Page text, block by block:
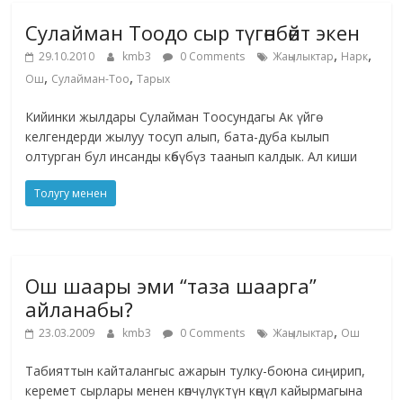
Сулайман Тоодо сыр түгөнбөйт экен
29.10.2010 kmb3 0 Comments Жаңылыктар, Нарк,
Ош, Сулайман-Тоо,Тарых
Кийинки жылдары Сулайман Тоосундагы Ак үйгө
келгендерди жылуу тосуп алып, бата-дуба кылып
олтурган бул инсанды көбүбүз таанып калдык. Ал киши
Толугу менен
Ош шаары эми “таза шаарга”
айланабы?
23.03.2009 kmb3 0 Comments Жаңылыктар, Ош
Табияттын кайталангыс ажарын тулку-боюна сиңирип,
керемет сырлары менен көпчүлүктүн көңүл кайырмагына